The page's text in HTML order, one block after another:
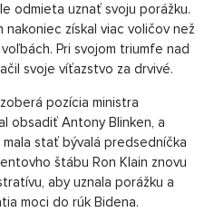
odmieta uznať svoju porážku.
získal viac voličov než
Pri svojom triumfe nad
svoje víťazstvo za drvivé.
pozícia ministra
obsadiť Antony Blinken, a
stať bývalá predsedníčka
štábu Ron Klain znovu
aby uznala porážku a
moci do rúk Bidena.